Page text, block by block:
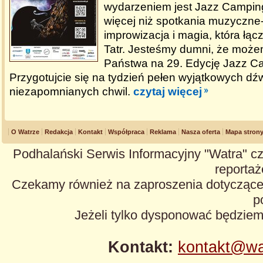
wydarzeniem jest Jazz
więcej niż spotkania
improwizacja i magia, która
Tatr. Jesteśmy dumni, że
Państwa na 29. Edycję Jazz
Przygotujcie się na tydzień pełen wyjątkowych
niezapomnianych chwil. czytaj więcej
O Watrze Redakcja Kontakt Współpraca Reklama Nasza oferta Mapa strony
Podhalański Serwis Informacyjny "Watra"
Czekamy również na zaproszenia
Jeżeli tylko dysponować
Kontakt: